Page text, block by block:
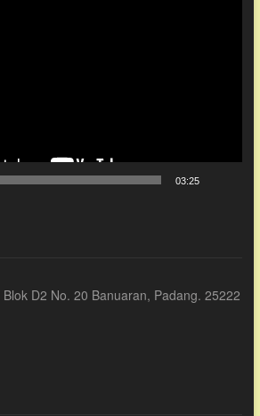
03:25
D2 No. 20 Banuaran, Padang. 25222